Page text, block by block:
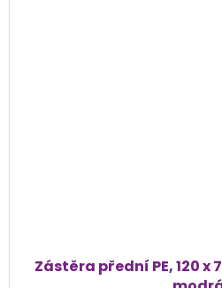
Zástěra přední PE, 120 x